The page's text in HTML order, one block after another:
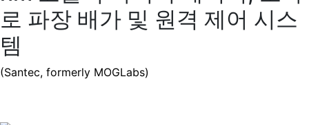
로 파장 배가 및 원격 제어 시스
템
(Santec, formerly MOGLabs)